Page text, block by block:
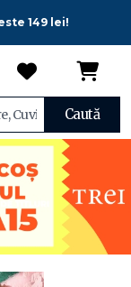
149 lei!
Caută